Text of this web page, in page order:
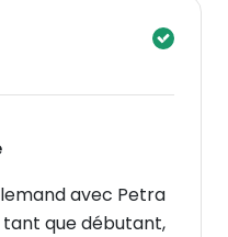
avec Petra
tant que débutant,